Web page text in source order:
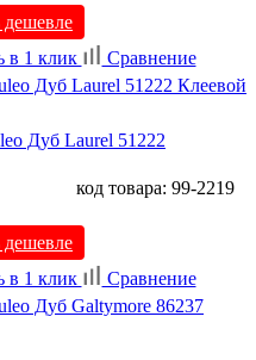
в 1 клик
Сравнение
Дуб Laurel 51222
код товара: 99-2219
в 1 клик
Сравнение